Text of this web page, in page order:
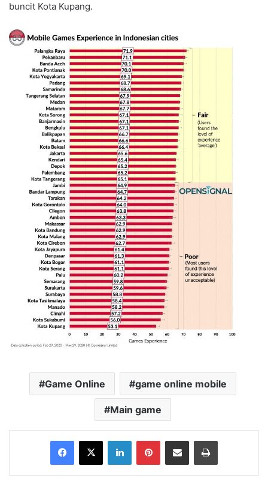
buncit Kota Kupang.
Game Online game online mobile
Main game
Facebook
X LinkedInPinterestShare via Email Print